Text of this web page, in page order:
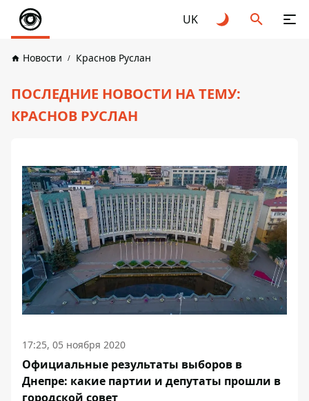
UK
Новости Краснов Руслан
ПОСЛЕДНИЕ НОВОСТИ НА ТЕМУ:
КРАСНОВ РУСЛАН
17:25, 05 ноября 2020
Официальные результаты выборов в
Днепре: какие партии и депутаты прошли в
городской совет